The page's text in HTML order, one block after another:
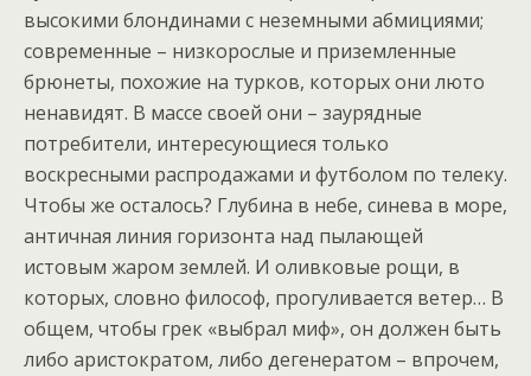
высокими блондинами с неземными абмициями;
современные – низкорослые и приземленные
брюнеты, похожие на турков, которых они люто
ненавидят. В массе своей они – заурядные
потребители, интересующиеся только
воскресными распродажами и футболом по телеку.
Чтобы же осталось? Глубина в небе, синева в море,
античная линия горизонта над пылающей
истовым жаром землей. И оливковые рощи, в
которых, словно философ, прогуливается ветер… В
общем, чтобы грек «выбрал миф», он должен быть
либо аристократом, либо дегенератом – впрочем,